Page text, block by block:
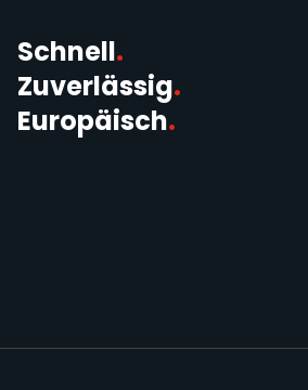
Schnell.
Zuverlässig.
Europäisch.